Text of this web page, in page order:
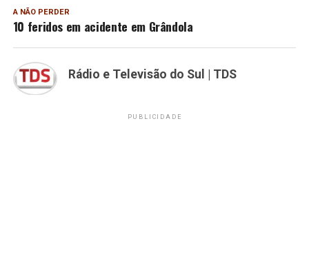
A NÃO PERDER
10 feridos em acidente em Grândola
Rádio e Televisão do Sul | TDS
PUBLICIDADE